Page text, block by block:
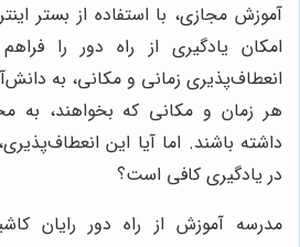
آموزش مجازی، با استفاده از بستر
امکان یادگیری از راه دور را
انعطاف‌پذیری زمانی و مکانی، به
هر زمان و مکانی که بخواهند، به
داشته باشند. اما آیا این
در یادگیری کافی است؟
مدرسه آموزش از راه دور رایان